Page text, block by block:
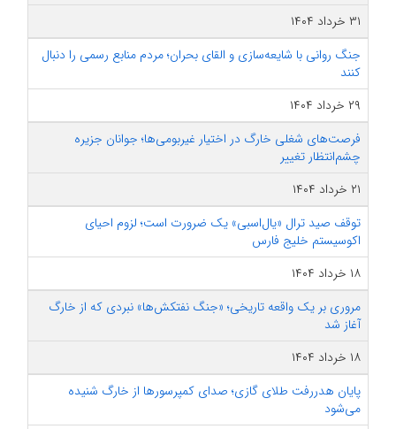
۳۱ خرداد ۱۴۰۴
جنگ روانی با شایعه‌سازی و القای بحران؛ مردم منابع رسمی را دنبال
کنند
۲۹ خرداد ۱۴۰۴
فرصت‌های شغلی خارگ در اختیار غیربومی‌ها؛ جوانان جزیره
چشم‌انتظار تغییر
۲۱ خرداد ۱۴۰۴
توقف صید ترال «یال‌اسبی» یک ضرورت است؛ لزوم احیای
اکوسیستم خلیج فارس
۱۸ خرداد ۱۴۰۴
مروری بر یک واقعه تاریخی؛ «جنگ نفتکش‌ها» نبردی که از خارگ
آغاز شد
۱۸ خرداد ۱۴۰۴
پایان هدررفت طلای گازی؛ صدای کمپرسورها از خارگ شنیده
می‌شود